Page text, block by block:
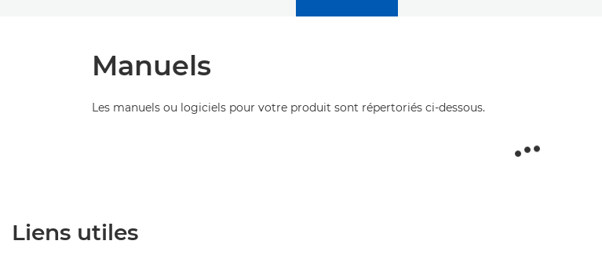
Manuels
Les manuels ou logiciels pour votre produit sont répertoriés ci-dessous.
Liens utiles